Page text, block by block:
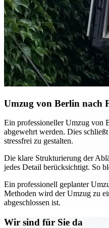
Umzug von Berlin nach
Ein professioneller Umzug von
abgewehrt werden. Dies
stressfrei zu gestalten.
Die klare Strukturierung der
jedes Detail berücksichtigt. So
Ein professionell geplanter
Methoden wird der Umzug zu
abgeschlossen ist.
Wir sind für Sie da